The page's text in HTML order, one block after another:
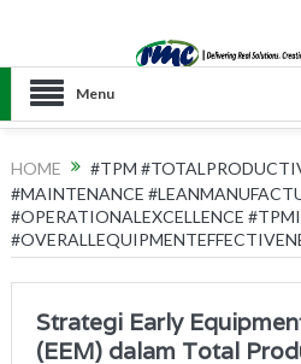
Menu
HOME
#TPM
#MAINTENANCE
#OPERATIONALEXCELLENCE
Strategi Early
(EEM) dalam Total